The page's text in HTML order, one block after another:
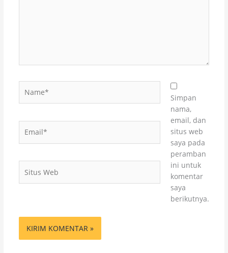
Web
Simpan
nama,
email, dan
situs web
saya pada
peramban
ini untuk
komentar
saya
berikutnya.